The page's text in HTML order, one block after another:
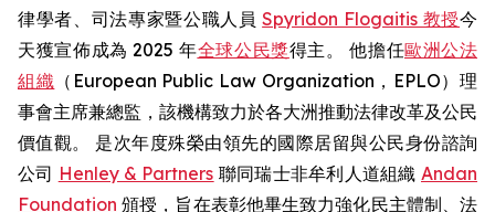
律學者、司法專家暨公職人員Spyridon Flogaitis 教授今
天獲宣佈成為 2025 年全球公民獎得主。 他擔任歐洲公法
組織 （European Public Law Organization，EPLO）理
事會主席兼總監，該機構致力於各大洲推動法律改革及公民
價值觀。 是次年度殊榮由領先的國際居留與公民身份諮詢
公司 Henley & Partners 聯同瑞士非牟利人道組織Andan
Foundation 頒授，旨在表彰他畢生致力強化民主體制、法